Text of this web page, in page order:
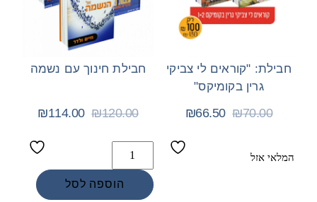
wishlist
חבילת: "קוראים לי צביקי
גרין בקומיקס"
₪70.00
₪66.50
המלאי אזל
to
wishlist
חבילת חינוך עם נשמה
₪120.00
₪114.00
הוספה לסל